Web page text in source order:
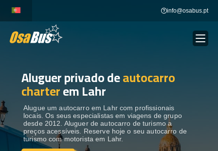
content
info@osabus.pt
ALUGUER DE AUTOCARROS
DESTINOS
FROTA
Aluguer privado deautocarro
charterem Lahr
Alugue um autocarro em Lahr com profissionais
locais. Os seus especialistas em viagens de grupo
desde 2012. Aluguer de autocarro de turismo a
preços acessíveis. Reserve hoje o seu autocarro de
turismo com motorista em Lahr.